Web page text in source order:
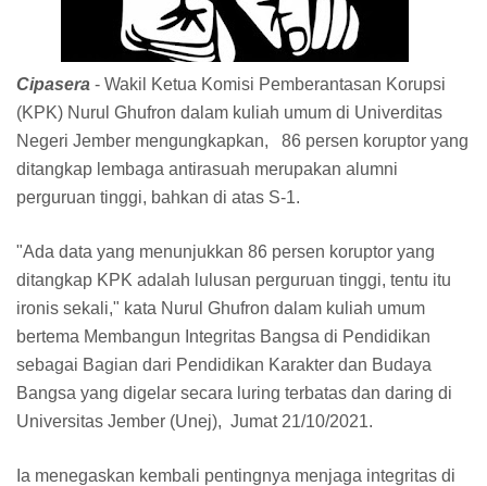
Cipasera - Wakil Ketua Komisi Pemberantasan Korupsi
(KPK) Nurul Ghufron dalam kuliah umum di Univerditas
Negeri Jember mengungkapkan, 86 persen koruptor yang
ditangkap lembaga antirasuah merupakan alumni
perguruan tinggi, bahkan di atas S-1.
"Ada data yang menunjukkan 86 persen koruptor yang
ditangkap KPK adalah lulusan perguruan tinggi, tentu itu
ironis sekali," kata Nurul Ghufron dalam kuliah umum
bertema Membangun Integritas Bangsa di Pendidikan
sebagai Bagian dari Pendidikan Karakter dan Budaya
Bangsa yang digelar secara luring terbatas dan daring di
Universitas Jember (Unej), Jumat 21/10/2021.
Ia menegaskan kembali pentingnya menjaga integritas di